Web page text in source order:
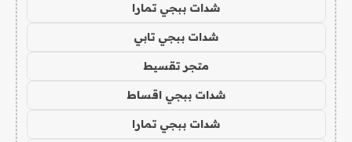
شدات ببجي تمارا
شدات ببجي تابي
متجر تقسيط
شدات ببجي اقساط
شدات ببجي تمارا